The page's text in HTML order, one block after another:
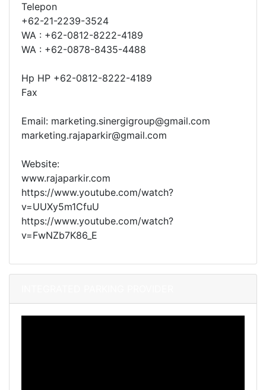
Telepon
+62-21-2239-3524
WA : +62-0812-8222-4189
WA : +62-0878-8435-4488
Hp HP +62-0812-8222-4189
Fax
Email: marketing.sinergigroup@gmail.com
marketing.rajaparkir@gmail.com
Website:
www.rajaparkir.com
https://www.youtube.com/watch?
v=UUXy5m1CfuU
https://www.youtube.com/watch?
v=FwNZb7K86_E